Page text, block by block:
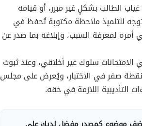
الطالب بشكلٍ غير مبرر، أو قيامه
للتلميذ ملاحظة مكتوبة تُحفظ في
لمعرفة السبب، وإبلاغه بما صدر عن
سلوك غير أخلاقي، وعند ثبوت
صفر في الاختبار، ويُعرض على مجلس
التأديبية اللازمة في حقه.